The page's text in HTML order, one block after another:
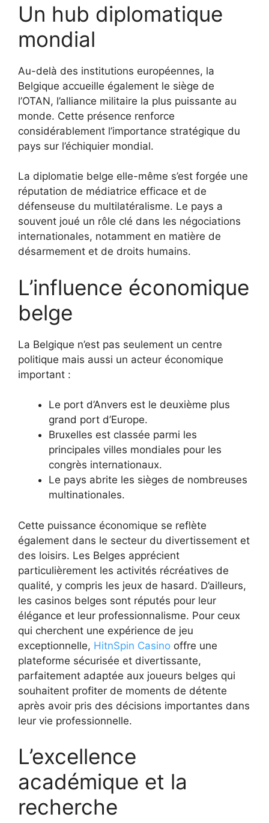
Un hub diplomatique
mondial
Au-delà des institutions européennes, la
Belgique accueille également le siège de
l’OTAN, l’alliance militaire la plus puissante au
monde. Cette présence renforce
considérablement l’importance stratégique du
pays sur l’échiquier mondial.
La diplomatie belge elle-même s’est forgée une
réputation de médiatrice efficace et de
défenseuse du multilatéralisme. Le pays a
souvent joué un rôle clé dans les négociations
internationales, notamment en matière de
désarmement et de droits humains.
L’influence économique
belge
La Belgique n’est pas seulement un centre
politique mais aussi un acteur économique
important :
Le port d’Anvers est le deuxième plus
grand port d’Europe.
Bruxelles est classée parmi les
principales villes mondiales pour les
congrès internationaux.
Le pays abrite les sièges de nombreuses
multinationales.
Cette puissance économique se reflète
également dans le secteur du divertissement et
des loisirs. Les Belges apprécient
particulièrement les activités récréatives de
qualité, y compris les jeux de hasard. D’ailleurs,
les casinos belges sont réputés pour leur
élégance et leur professionnalisme. Pour ceux
qui cherchent une expérience de jeu
exceptionnelle, HitnSpin Casino offre une
plateforme sécurisée et divertissante,
parfaitement adaptée aux joueurs belges qui
souhaitent profiter de moments de détente
après avoir pris des décisions importantes dans
leur vie professionnelle.
L’excellence
académique et la
recherche